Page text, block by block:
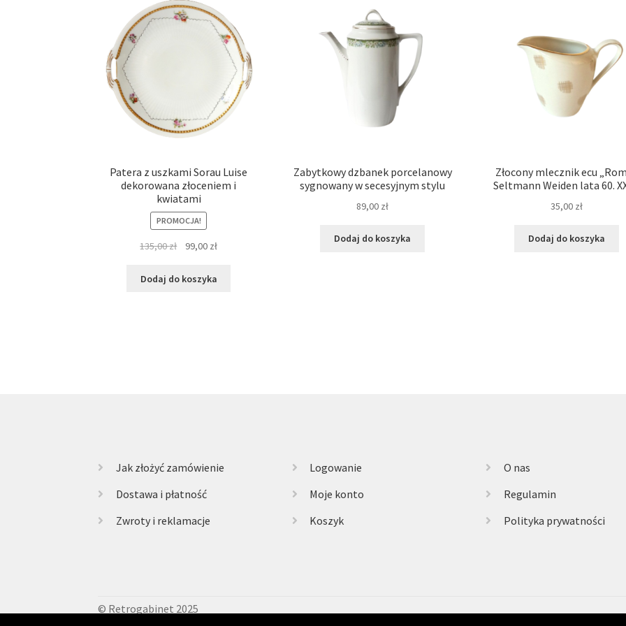
Patera z uszkami Sorau Luise
dekorowana złoceniem i
kwiatami
PROMOCJA!
135,00zł
Pierwotna
wynosiła:
99,00 złAktualna
wynosi:
Dodaj do koszyka
Zabytkowy dzbanek porcelanowy
sygnowany w secesyjnym stylu
89,00 zł
Dodaj do koszyka
Złocony mlecznik ecu
Seltmann Weiden lata 60.
35,00 zł
Dodaj do koszyka
Jak złożyć zamówienie
Dostawa i płatność
Zwroty i reklamacje
Logowanie
Moje konto
Koszyk
O nas
Regulamin
Polityka prywatności
© Retrogabinet 2025